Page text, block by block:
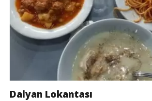
Dalyan Lokantası